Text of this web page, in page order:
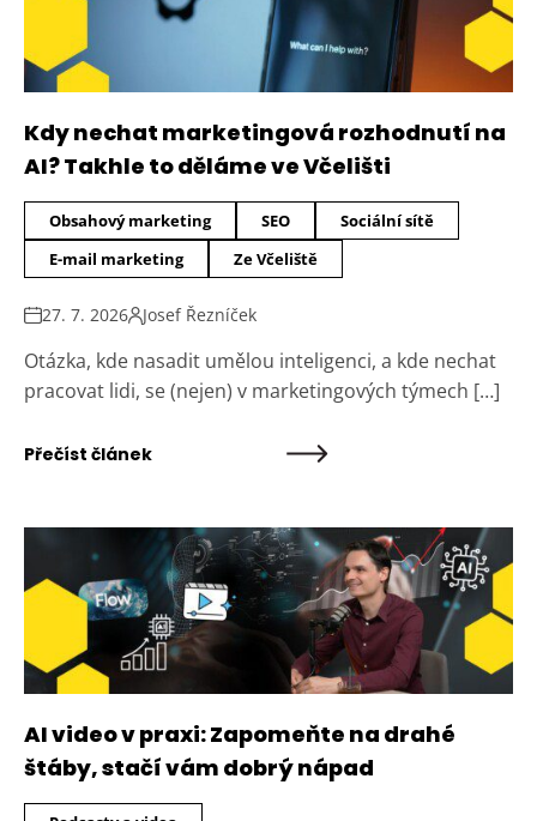
Kdy nechat marketingová rozhodnutí na
AI? Takhle to děláme ve Včelišti
Obsahový marketing SEO
Sociální sítě
E-mail marketing
Ze Včeliště
27. 7. 2026 Josef Řezníček
Otázka, kde nasadit umělou inteligenci, a kde nechat
pracovat lidi, se (nejen) v marketingových týmech […]
Přečíst článek
AI video v praxi: Zapomeňte na drahé
štáby, stačí vám dobrý nápad